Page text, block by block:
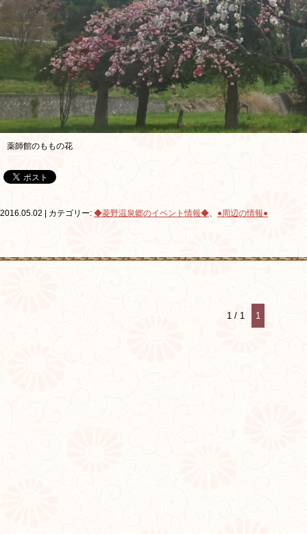
薬師館のももの花
2016.05.02 | カテゴリー: ◆菱野温泉郷のイベント情報◆、 ●周辺の情報●
1 / 1 1